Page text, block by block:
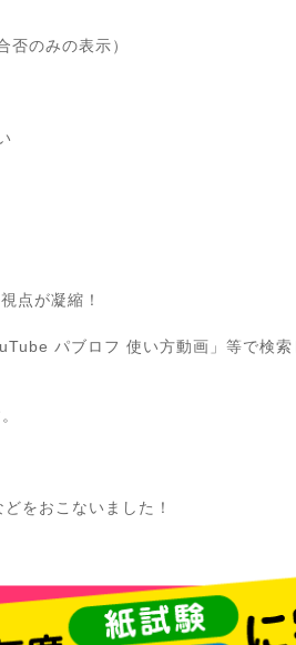
のみの表示）
点が凝縮！
パブロフ 使い方動画」等で検索
をおこないました！